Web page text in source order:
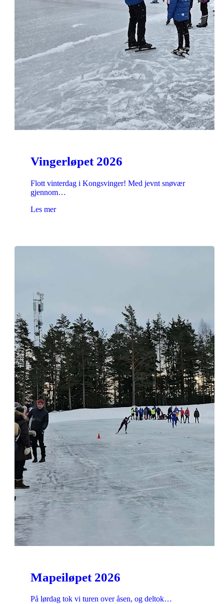
Vingerløpet 2026
Flott vinterdag i Kongsvinger! Med jevnt snøvær
gjennom…
Les mer
Mapeiløpet 2026
På lørdag tok vi turen over åsen, og deltok…